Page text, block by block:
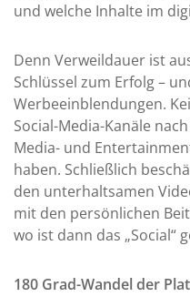
und welche Inhalte im
Denn Verweildauer ist
Schlüssel zum Erfolg –
Werbeeinblendungen.
Social-Media-Kanäle
Media- und
haben. Schließlich
den unterhaltsamen
mit den persönlichen
wo ist dann das „Social“
180 Grad-Wandel der